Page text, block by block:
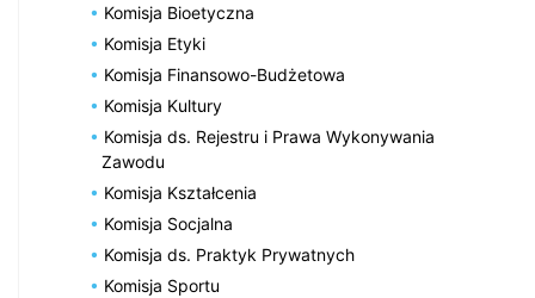
Komisja Bioetyczna
Komisja Etyki
Komisja Finansowo-Budżetowa
Komisja Kultury
Komisja ds. Rejestru i Prawa Wykonywania
Zawodu
Komisja Kształcenia
Komisja Socjalna
Komisja ds. Praktyk Prywatnych
Komisja Sportu